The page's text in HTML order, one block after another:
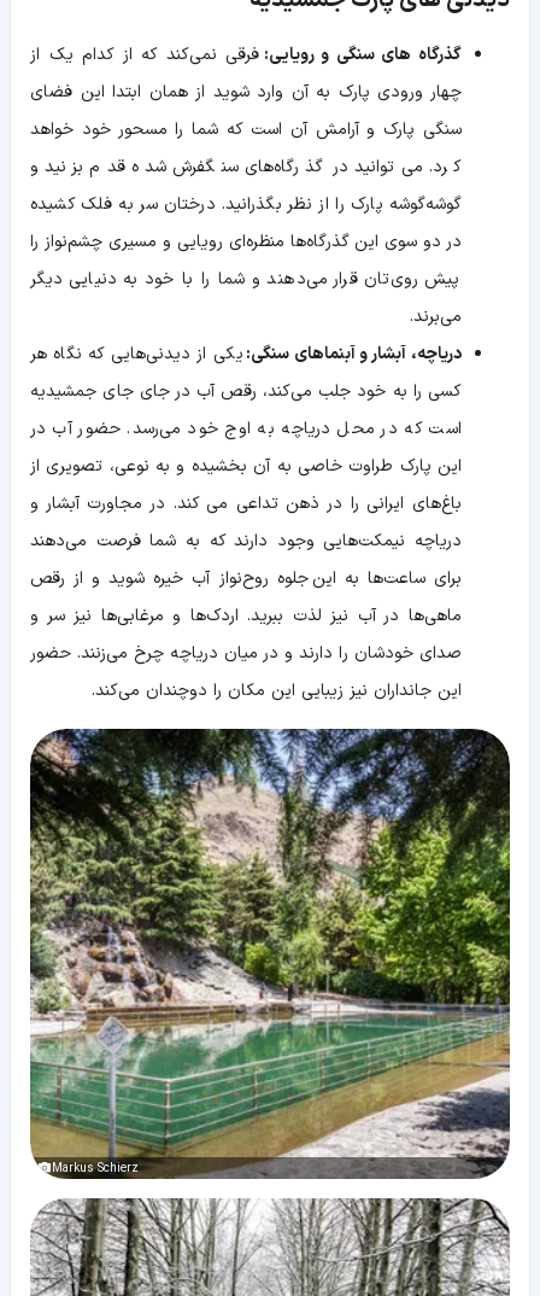
گذرگاه های سنگی و رویایی: فرقی نمی‌کند که از کدام یک از
چهار ورودی پارک به آن وارد شوید از همان ابتدا این فضای
سنگی پارک و آرامش آن است که شما را مسحور خود خواهد
کرد. می‌توانید در گذرگاه‌های سنگفرش شده قدم بزنید و
گوشه‌گوشه پارک را از نظر بگذرانید. درختان سر به فلک کشیده
در دو سوی این گذرگاه‌ها منظره‌ای رویایی و مسیری چشم‌نواز را
پیش روی‌تان قرار می‌دهند و شما را با خود به دنیایی دیگر
می‌برند.
دریاچه، آبشار و آبنماهای سنگی:یکی از دیدنی‌هایی که نگاه هر
کسی را به خود جلب می‌کند، رقص آب در جای جای جمشیدیه
است که در محل دریاچه به اوج خود می‌رسد. حضور آب در
این پارک طراوت خاصی به آن بخشیده و به نوعی، تصویری از
باغ‌های ایرانی را در ذهن تداعی می کند. در مجاورت آبشار و
دریاچه نیمکت‌هایی وجود دارند که به شما فرصت می‌دهند
برای ساعت‌ها به این جلوه روح‌نواز آب خیره شوید و از رقص
ماهی‌ها در آب نیز لذت ببرید. اردک‌ها و مرغابی‌ها نیز سر و
صدای خودشان را دارند و در میان دریاچه چرخ می‌زنند. حضور
این جانداران نیز زیبایی این مکان را دوچندان می‌کند.
Markus Schierz